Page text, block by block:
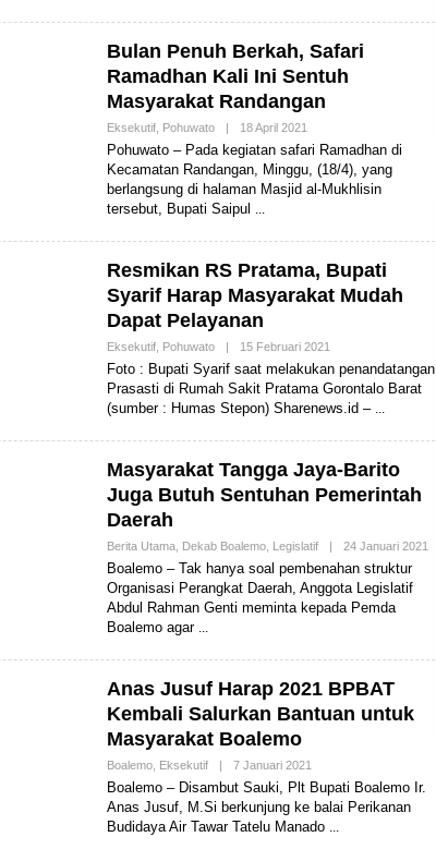
N
E
Bulan Penuh Berkah, Safari
Ramadhan Kali Ini Sentuh
Masyarakat Randangan
Eksekutif, Pohuwato | 18 April 2021
E
H
S
N
E
W
Pohuwato – Pada kegiatan safari Ramadhan di
Kecamatan Randangan, Minggu, (18/4), yang
berlangsung di halaman Masjid al-Mukhlisin
tersebut, Bupati Saipul
Resmikan RS Pratama, Bupati
Syarif Harap Masyarakat Mudah
Dapat Pelayanan
Eksekutif, Pohuwato | 15 Februari 2021
E
H
S
A
E
E
Foto : Bupati Syarif saat melakukan penandatangan
Prasasti di Rumah Sakit Pratama Gorontalo Barat
(sumber : Humas Stepon) Sharenews.id –
Masyarakat Tangga Jaya-Barito
Juga Butuh Sentuhan Pemerintah
Daerah
Berita Utama, Dekab Boalemo, Legislatif | 24 Januari 2021
Boalemo – Tak hanya soal pembenahan struktur
Organisasi Perangkat Daerah, Anggota Legislatif
Abdul Rahman Genti meminta kepada Pemda
Boalemo agar
Anas Jusuf Harap 2021 BPBAT
Kembali Salurkan Bantuan untuk
Masyarakat Boalemo
Boalemo, Eksekutif | 7 Januari 2021
L
E
H
S
Boalemo – Disambut Sauki, Plt Bupati Boalemo Ir.
Anas Jusuf, M.Si berkunjung ke balai Perikanan
Budidaya Air Tawar Tatelu Manado